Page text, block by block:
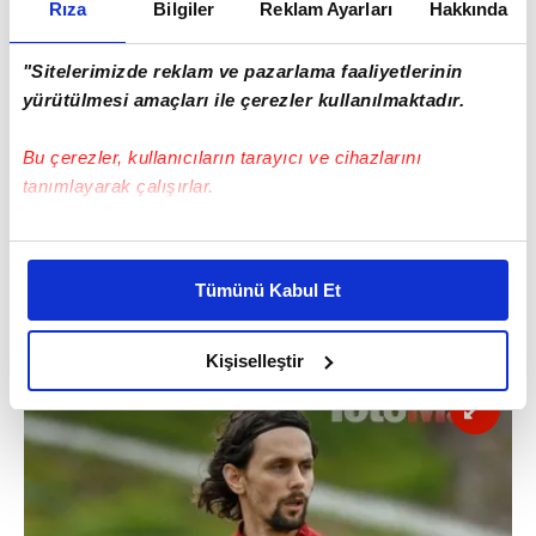
Rıza Bilgiler Reklam Ayarları Hakkında
"Sitelerimizde reklam ve pazarlama faaliyetlerinin
yürütülmesi amaçları ile çerezler kullanılmaktadır.
Bu çerezler, kullanıcıların tarayıcı ve cihazlarını
tanımlayarak çalışırlar.
Bu çerezlere izin vermeniz halinde sizlere özel
daha iyi reklam deneyimi yaşatabiliriz. Bunu yaparken
amacımızın size daha iyi bir reklam deneyimi sunmak
olduğunu ve sizlere en iyi içerikleri sunabilmek adına
elimizden gelen çabayı gösterdiğimizi ve bu noktada,
reklamların maliyetlerimizi karşılamak noktasında tek gelir
kalemimiz olduğunu sizlere hatırlatmak isteriz.
Her halükârda, kullanıcılar, bu çerezlere izin vermedikleri
takdirde, kullanıcılara hedefli reklamlar
Tümünü Kabul Et
Kişiselleştir
SUBOTIC BOMBASI!
Neven Subotic konusunda büyük aşama
kaydettiği aktarıldı.